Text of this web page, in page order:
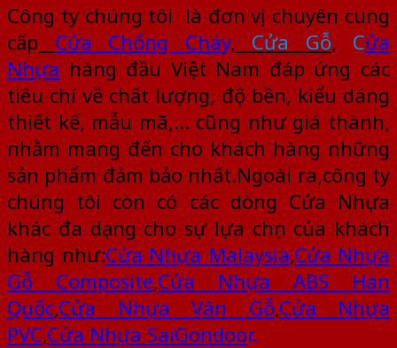
Công ty chúng tôi là đơn vị chuyên cung
cấp
Cửa Chống Cháy, Cửa Gỗ, Cửa
Nhựa hàng đầu Việt Nam đáp ứng các
tiêu chí về chất lượng, độ bền, kiểu dáng
thiết kế, mẫu mã,… cũng như giá thành,
nhằm mang đến cho khách hàng những
sản phẩm đảm bảo nhất.Ngoài ra,công ty
chúng tôi còn có các dòng Cửa Nhựa
khác đa dạng cho sự lựa chọn của khách
hàng như:Cửa Nhựa Malaysia,Cửa Nhựa
Gỗ Composite,Cửa Nhựa
ABS Hàn
Quốc,Cửa Nhựa Vân Gỗ,Cửa Nhựa
PVC,Cửa Nhựa SaiGondoor.